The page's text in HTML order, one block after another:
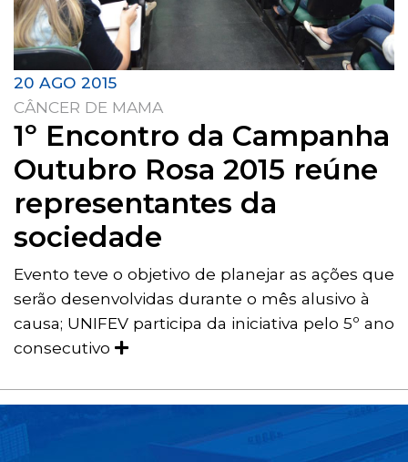
20 AGO 2015
CÂNCER DE MAMA
1º Encontro da Campanha
Outubro Rosa 2015 reúne
representantes da
sociedade
Evento teve o objetivo de planejar as ações que
serão desenvolvidas durante o mês alusivo à
causa; UNIFEV participa da iniciativa pelo 5º ano
consecutivo